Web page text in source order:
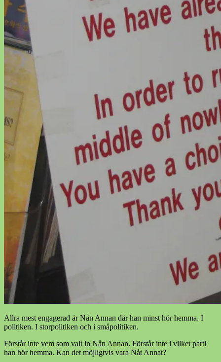
Allra mest engagerad är Nån Annan där han minst hör hemma. I
politiken. I storpolitiken och i småpolitiken.
Förstår inte vem som valt in Nån Annan. Förstår inte i vilket parti
han hör hemma. Kan det möjligtvis vara Nåt Annat?